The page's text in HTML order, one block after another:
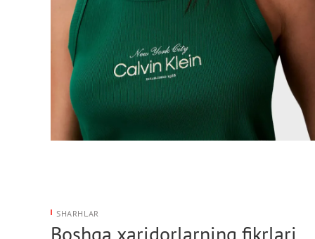
SHARHLAR
Boshqa xaridorlarning fikrlari